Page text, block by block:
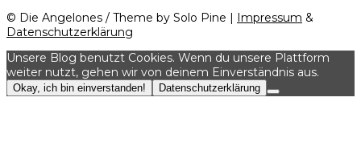
© Die Angelones / Theme by Solo Pine | Impressum &
Datenschutzerklärung
Unsere Blog benutzt Cookies. Wenn du unsere Plattform
weiter nutzt, gehen wir von deinem Einverständnis aus.
Okay, ich bin einverstanden! Datenschutzerklärung